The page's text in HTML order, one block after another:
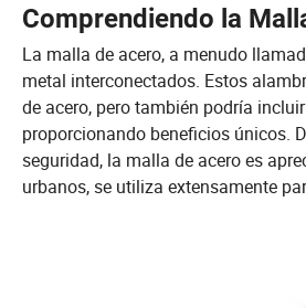
Comprendiendo la
La malla de acero, a menudo
metal interconectados. Estos
de acero, pero también podría
proporcionando beneficios únicos.
seguridad, la malla de acero es
urbanos, se utiliza extensamente